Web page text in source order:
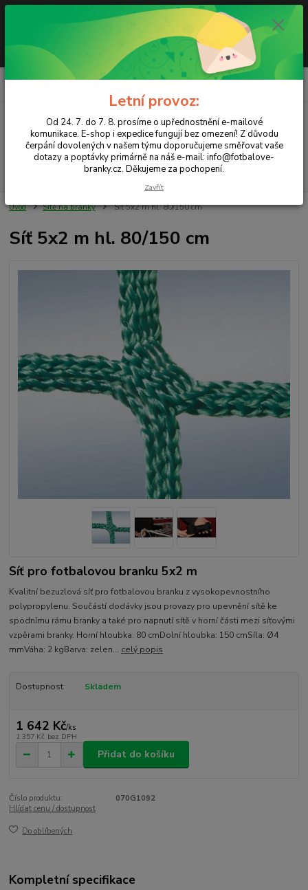
Letní provoz: Od 24. 7. do 7. 8. prosíme o upřednostnění e-mailové
komunikace. E-shop i expedice fungují bez omezení! Z důvodu čerpání
dovolených v našem týmu doporučujeme směřovat vaše dotazy a
poptávky primárně na náš e-mail info@fotbalove-branky.cz. Děkujeme za
pochopení.
Menu
0ks
Úvod Sítě na branky Síť 5x2 m hl. 80/150 cm
Síť 5x2 m hl. 80/150 cm
Síť pro fotbalovou branku 5x2 m
Kvalitní bezuzlová síť pro fotbalovou branku z vysokopevnostního
polypropylenu. Součástí dodávky jsou provazy pro upevnění sítě ke
spodnímu rámu branky a také pro napnutí sítě v horní části mezi síťovými
vzpěrami branky. Horní hloubka: 80 cmDolní hloubka: 150 cmSíla: Ø4
mmVáha: 2 kgBarva: zelen... celý popis
Dostupnost Skladem
1 642 Kč/ks
1 357 Kč bez DPH
Přidat do košíku
Číslo produktu:
070G1092
Hlídat cenu / dostupnost
Do oblíbených
Kompletní specifikace
Letní provoz:
Od 24. 7. do 7. 8. prosíme o upřednostnění e-mailové
komunikace. E-shop i expedice fungují bez omezení! Z důvodu
čerpání dovolených v našem týmu doporučujeme směřovat vaše
dotazy a poptávky primárně na náš e-mail: info@fotbalove-
branky.cz. Děkujeme za pochopení.
Zavřít